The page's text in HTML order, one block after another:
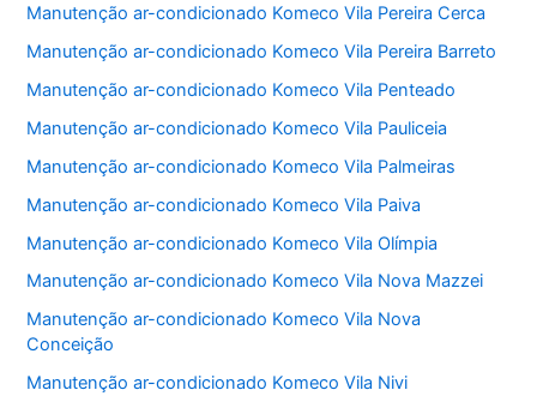
Manutenção ar-condicionado Komeco Vila Pereira Cerca
Manutenção ar-condicionado Komeco Vila Pereira Barreto
Manutenção ar-condicionado Komeco Vila Penteado
Manutenção ar-condicionado Komeco Vila Pauliceia
Manutenção ar-condicionado Komeco Vila Palmeiras
Manutenção ar-condicionado Komeco Vila Paiva
Manutenção ar-condicionado Komeco Vila Olímpia
Manutenção ar-condicionado Komeco Vila Nova Mazzei
Manutenção ar-condicionado Komeco Vila Nova
Conceição
Manutenção ar-condicionado Komeco Vila Nivi